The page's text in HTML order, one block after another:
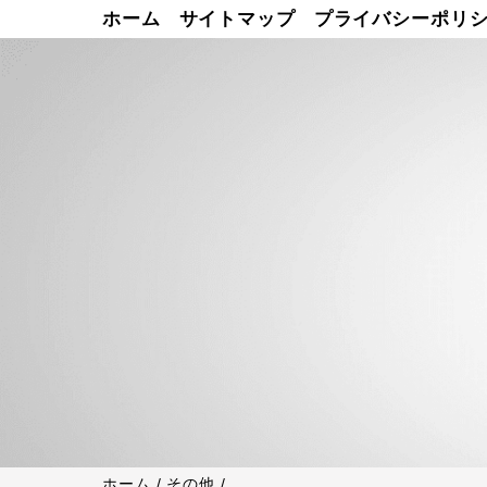
ホーム サイトマップ プライバシーポリ